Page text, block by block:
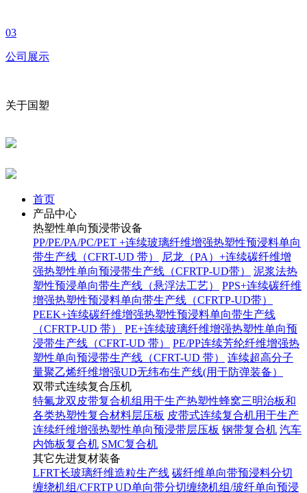
03
公司展示
关于国塑
首页
产品中心
热塑性单向预浸带设备
PP/PE/PA/PC/PET +连续玻璃纤维增强热塑性预浸料单向
带生产线（CFRT-UD 带）
尼龙（PA）+连续碳纤维增
强热塑性单向预浸带生产线（CFRTP-UD带）
泥浆法热
塑性预浸单向带生产线（悬浮法工艺）
PPS+连续碳纤维
增强热塑性预浸料单向带生产线（CFRTP-UD带）
PEEK+连续碳纤维增强热塑性预浸料单向带生产线
（CFRTP-UD 带）
PE+连续玻璃纤维增强热塑性单向预
浸带生产线（CFRT-UD 带）
PE/PP连续芳纶纤维增强热
塑性单向预浸带生产线（CFRT-UD 带）
连续超高分子
量聚乙烯纤维增强UD无纬布生产线(用于防弹装备）
双带式连续复合压机
特氟龙双皮带复合机组用于生产热塑性蜂窝三明治板和
各类热塑性复合材料层压板 皮带式连续复合机用于生产
连续纤维增强热塑性单向预浸带层压板 钢带复合机 汽车
内饰板复合机 SMC复合机
其它先进复材装备
LFRT长玻璃纤维造粒生产线 碳纤维单向带预浸料分切
缠绕机组/CFRTP UD单向带分切缠绕机组/玻纤单向预浸